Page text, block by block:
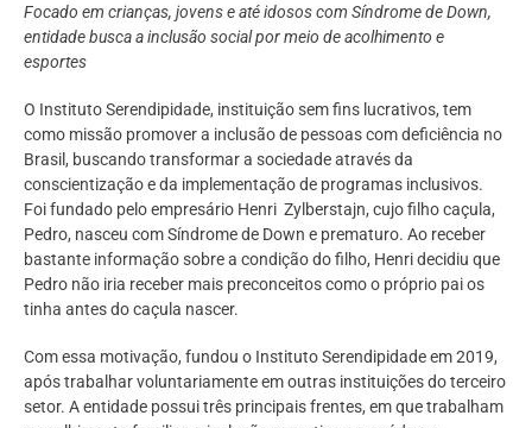
Focado em crianças, jovens e até idosos com Síndrome de Down,
entidade busca a inclusão social por meio de acolhimento e
esportes
O Instituto Serendipidade, instituição sem fins lucrativos, tem
como missão promover a inclusão de pessoas com deficiência no
Brasil, buscando transformar a sociedade através da
conscientização e da implementação de programas inclusivos.
Foi fundado pelo empresário Henri Zylberstajn, cujo filho caçula,
Pedro, nasceu com Síndrome de Down e prematuro. Ao receber
bastante informação sobre a condição do filho, Henri decidiu que
Pedro não iria receber mais preconceitos como o próprio pai os
tinha antes do caçula nascer.
Com essa motivação, fundou o Instituto Serendipidade em 2019,
após trabalhar voluntariamente em outras instituições do terceiro
setor. A entidade possui três principais frentes, em que trabalham